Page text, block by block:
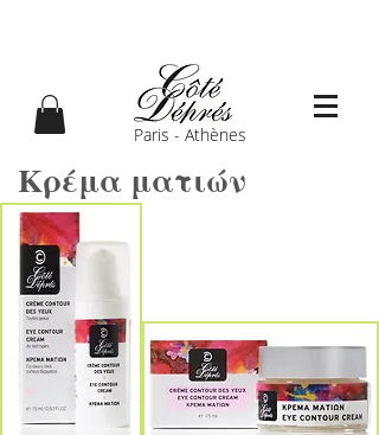
Paris - Athènes
Κρέμα ματιών